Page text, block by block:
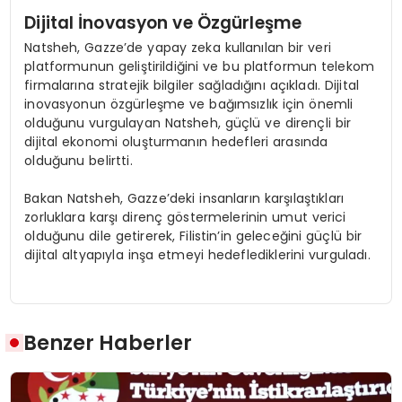
Dijital İnovasyon ve Özgürleşme
Natsheh, Gazze’de yapay zeka kullanılan bir veri
platformunun geliştirildiğini ve bu platformun telekom
firmalarına stratejik bilgiler sağladığını açıkladı. Dijital
inovasyonun özgürleşme ve bağımsızlık için önemli
olduğunu vurgulayan Natsheh, güçlü ve dirençli bir
dijital ekonomi oluşturmanın hedefleri arasında
olduğunu belirtti.
Bakan Natsheh, Gazze’deki insanların karşılaştıkları
zorluklara karşı direnç göstermelerinin umut verici
olduğunu dile getirerek, Filistin’in geleceğini güçlü bir
dijital altyapıyla inşa etmeyi hedeflediklerini vurguladı.
Benzer Haberler